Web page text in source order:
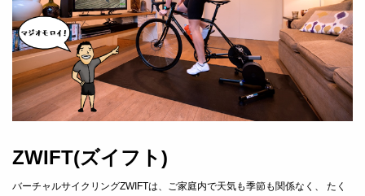
ZWIFT(ズイフト)
バーチャルサイクリングZWIFTは、ご家庭内で天気も季節も関係なく、 たく